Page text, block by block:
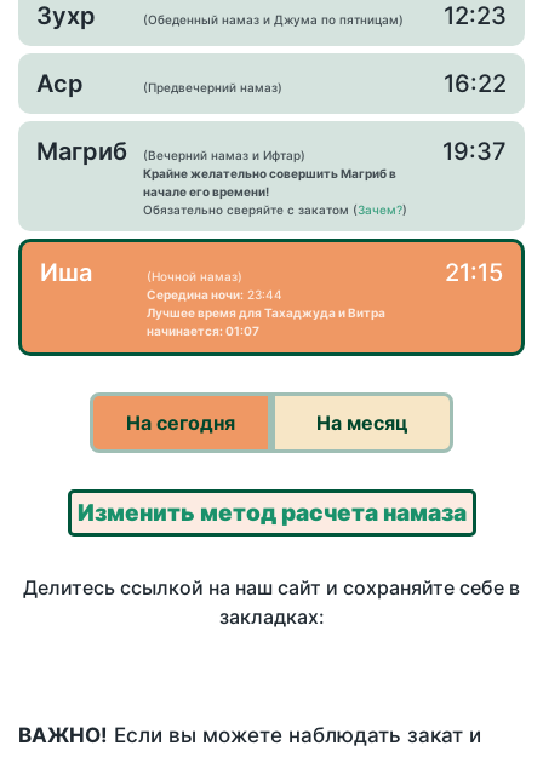
Зухр (Обеденный намаз и Джума по пятницам) 12:23
Аср (Предвечерний намаз) 16:22
Магриб
(Вечерний намаз и Ифтар)
Крайне желательно совершить Магриб в
начале его времени!
Обязательно сверяйте с закатом (Зачем?)
19:37
Иша
(Ночной намаз)
Середина ночи: 23:44
Лучшее время для Тахаджуда и Витра
начинается: 01:07
21:15
На сегодня На месяц
Изменить метод расчета намаза
Делитесь ссылкой на наш сайт и сохраняйте себе в
закладках:
ВАЖНО! Если вы можете наблюдать закат и